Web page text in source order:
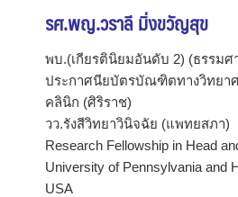
รศ.พญ.วราลี มิ่งขวัญสุข
พบ.(เกียรตินิยมอันดับ 2) (ธรรมศ
ประกาศนียบัตรบัณฑิตทางวิทยา
คลินิก (ศิริราช)
วว.รังสีวิทยาวินิจฉัย (แพทยสภา)
Research Fellowship in Head
University of Pennsylvania and
USA